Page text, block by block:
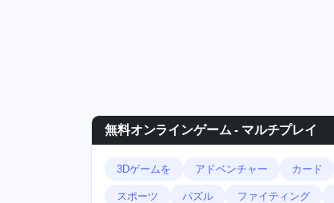
無料オンラインゲーム - マルチプレイ
3Dゲームを アドベンチャー カード
スポーツ パズル ファイティング